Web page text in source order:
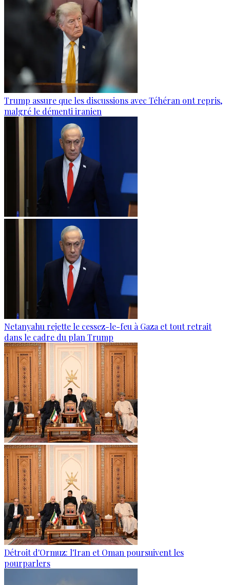
Trump assure que les discussions avec Téhéran ont repris,
malgré le démenti iranien
Netanyahu rejette le cessez-le-feu à Gaza et tout retrait
dans le cadre du plan Trump
Détroit d'Ormuz: l'Iran et Oman poursuivent les
pourparlers